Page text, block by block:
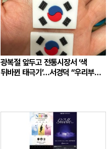
광복절 앞두고 전통시장서 ‘색
뒤바뀐 태극기’…서경덕 “우리부터